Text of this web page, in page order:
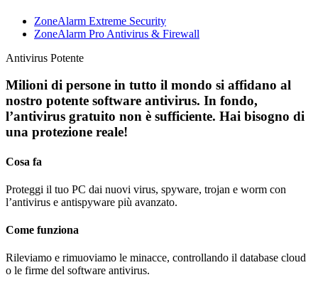
ZoneAlarm Extreme Security
ZoneAlarm Pro Antivirus & Firewall
Antivirus Potente
Milioni di persone in tutto il mondo si affidano al
nostro potente software antivirus. In fondo,
l’antivirus gratuito non è sufficiente. Hai bisogno di
una protezione reale!
Cosa fa
Proteggi il tuo PC dai nuovi virus, spyware, trojan e worm con
l’antivirus e antispyware più avanzato.
Come funziona
Rileviamo e rimuoviamo le minacce, controllando il database cloud
o le firme del software antivirus.